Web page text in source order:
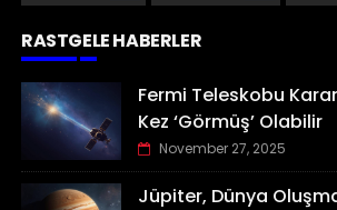
RASTGELE HABERLER
Fermi Teleskobu
Kez ‘Görmüş’ Olabilir
November 27, 2025
Jüpiter, Dünya